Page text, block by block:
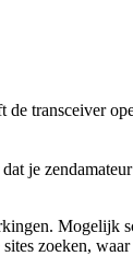
transceiver
je
zoeken,